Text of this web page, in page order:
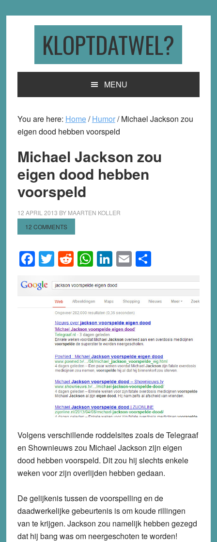
KLOPTDATWEL?
MENU
You are here: Home/ Humor/Michael Jackson zou
eigen dood hebben voorspeld
Michael Jackson zou
eigen dood hebben
voorspeld
12 APRIL 2013 BY MAARTEN KOLLER
12 COMMENTS
Facebook
Twitter
Reddit
WhatsApp
LinkedIn
EmailShare
Volgens verschillende roddelsites zoals de Telegraaf
en Shownieuws zou Michael Jackson zijn eigen
dood hebben voorspeld. Dit zou hij slechts enkele
weken voor zijn overlijden hebben gedaan.
De gelijkenis tussen de voorspelling en de
daadwerkelijke gebeurtenis is om koude rillingen
van te krijgen. Jackson zou namelijk hebben gezegd
dat hij bang was om neergeschoten te worden!